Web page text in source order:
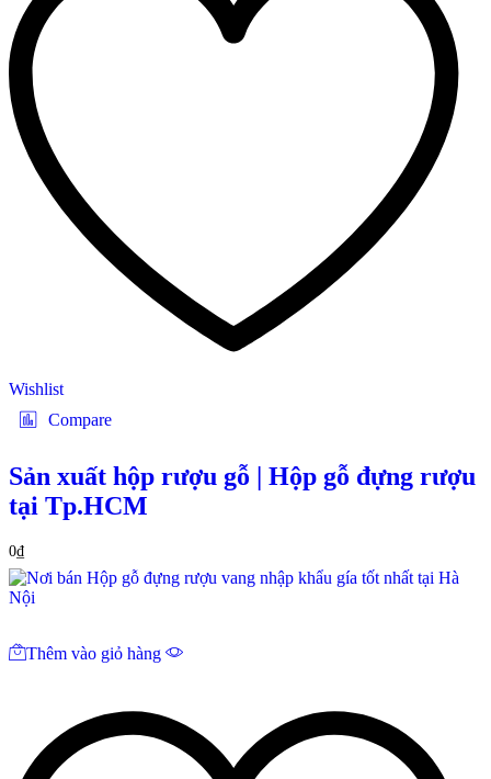
Wishlist
Compare
Sản xuất hộp rượu gỗ | Hộp gỗ đựng rượu
tại Tp.HCM
0₫
Thêm vào giỏ hàng